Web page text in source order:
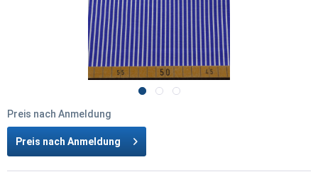
Preis nach Anmeldung
Preis nach Anmeldung